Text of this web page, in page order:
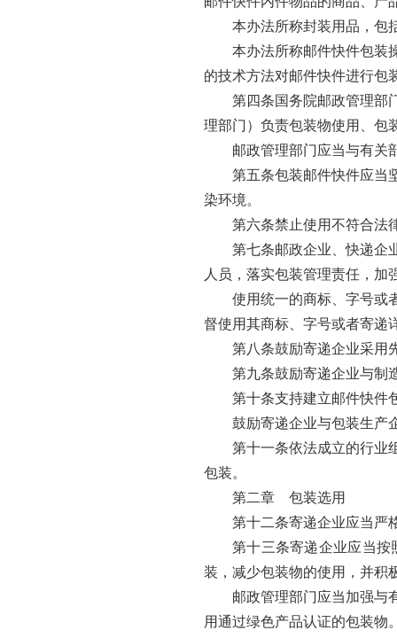
本办法所称封装用品，包
本办法所称邮件快件包装
的技术方法对邮件快件进行包
第四条国务院邮政管理部
理部门）负责包装物使用、包
邮政管理部门应当与有关
第五条包装邮件快件应当
染环境。
第六条禁止使用不符合法
第七条邮政企业、快递企
人员，落实包装管理责任，加
使用统一的商标、字号或
督使用其商标、字号或者寄递
第八条鼓励寄递企业采用
第九条鼓励寄递企业与制
第十条支持建立邮件快件
鼓励寄递企业与包装生产
第十一条依法成立的行业
包装。
第二章 包装选用
第十二条寄递企业应当严
第十三条寄递企业应当按
装，减少包装物的使用，并积
邮政管理部门应当加强与
用通过绿色产品认证的包装物